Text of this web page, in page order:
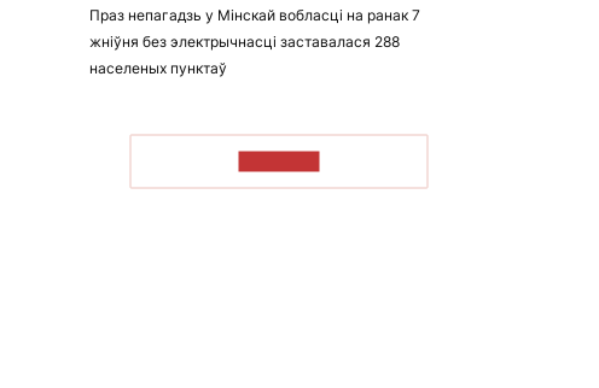
Праз непагадзь у Мінскай вобласці на ранак 7
жніўня без электрычнасці заставалася 288
населеных пунктаў